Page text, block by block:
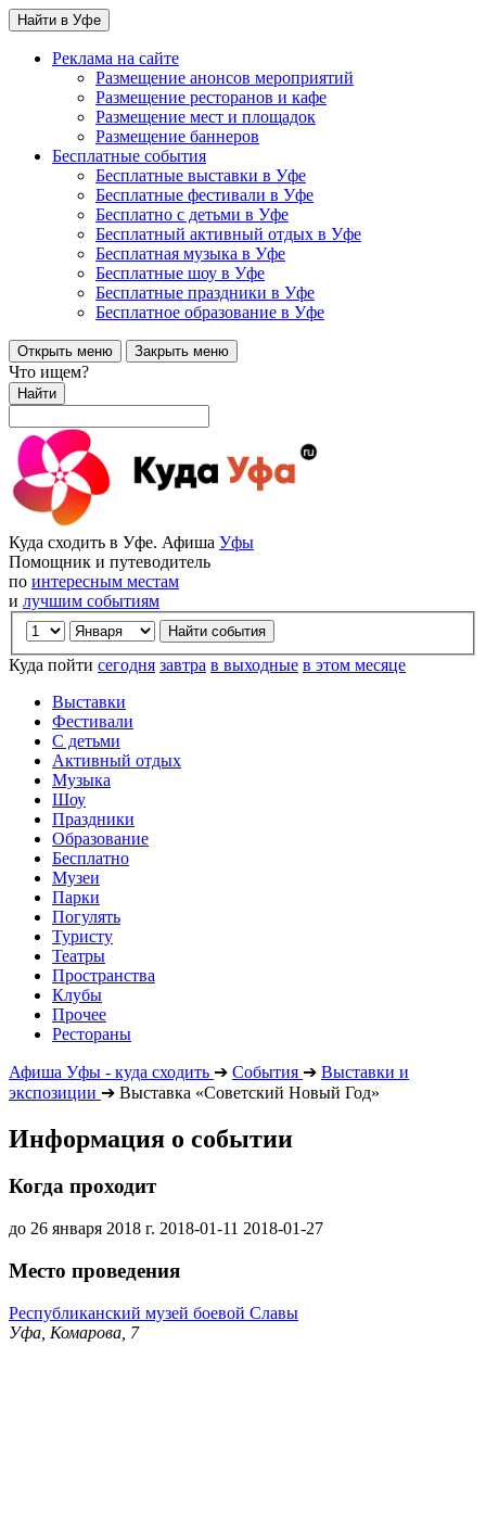
Найти в Уфе
Реклама на сайте
Размещение анонсов мероприятий
Размещение ресторанов и кафе
Размещение мест и площадок
Размещение баннеров
Бесплатные события
Бесплатные выставки в Уфе
Бесплатные фестивали в Уфе
Бесплатно с детьми в Уфе
Бесплатный активный отдых в Уфе
Бесплатная музыка в Уфе
Бесплатные шоу в Уфе
Бесплатные праздники в Уфе
Бесплатное образование в Уфе
Открыть меню Закрыть меню
Что ищем?
Найти
Куда сходить в Уфе. Афиша Уфы
Помощник и путеводитель
по интересным местам
и лучшим событиям
Куда пойти сегодня завтра в выходные в этом месяце
Выставки
Фестивали
С детьми
Активный отдых
Музыка
Шоу
Праздники
Образование
Бесплатно
Музеи
Парки
Погулять
Туристу
Театры
Пространства
Клубы
Прочее
Рестораны
Афиша Уфы - куда сходить ➔ События ➔ Выставки и
экспозиции ➔ Выставка «Советский Новый Год»
Информация о событии
Когда проходит
до 26 января 2018 г. 2018-01-11 2018-01-27
Место проведения
Республиканский музей боевой Славы
Уфа, Комарова, 7